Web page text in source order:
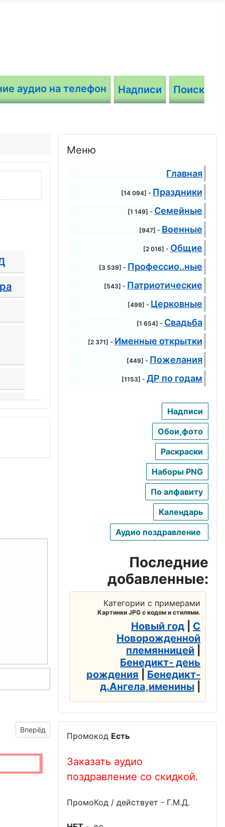
Надписи Поиск
Следующий материал: День парикмахера -11
Вперёд
Меню
Главная
[14 094] - Праздники
[1 149] - Семейные
[947] - Военные
[2 016] - Общие
[3 539] - Профессио..ные
[543] - Патриотические
[499] - Церковные
[1 654] - Свадьба
[2 371] - Именные открытки
[449] - Пожелания
[1153] - ДР по годам
Надписи
Обои,фото
Раскраски
Наборы PNG
По алфавиту
Календарь
Аудио поздравление
Последние
добавленные:
Категории с примерами
Картинки JPG с кодом и стилями.
Новый год
С
Новорожденной
племянницей
Бенедикт- день
рождения
Бенедикт-
д.Ангела,именины
Промокод Есть
Заказать аудио
поздравление со скидкой.
ПромоКод / действует - Г.М.Д.